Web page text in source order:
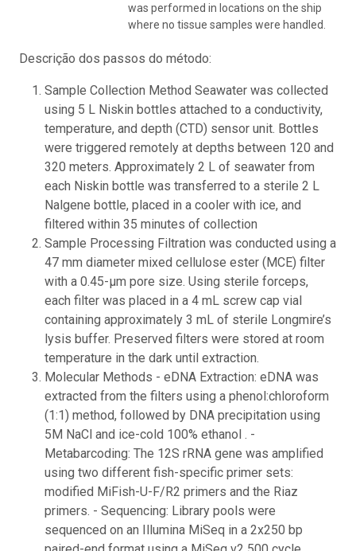
was performed in locations on the ship
where no tissue samples were handled.
Descrição dos passos do método:
Sample Collection Method Seawater was collected
using 5 L Niskin bottles attached to a conductivity,
temperature, and depth (CTD) sensor unit. Bottles
were triggered remotely at depths between 120 and
320 meters. Approximately 2 L of seawater from
each Niskin bottle was transferred to a sterile 2 L
Nalgene bottle, placed in a cooler with ice, and
filtered within 35 minutes of collection
Sample Processing Filtration was conducted using a
47 mm diameter mixed cellulose ester (MCE) filter
with a 0.45-µm pore size. Using sterile forceps,
each filter was placed in a 4 mL screw cap vial
containing approximately 3 mL of sterile Longmire’s
lysis buffer. Preserved filters were stored at room
temperature in the dark until extraction.
Molecular Methods - eDNA Extraction: eDNA was
extracted from the filters using a phenol:chloroform
(1:1) method, followed by DNA precipitation using
5M NaCl and ice-cold 100% ethanol . -
Metabarcoding: The 12S rRNA gene was amplified
using two different fish-specific primer sets:
modified MiFish-U-F/R2 primers and the Riaz
primers. - Sequencing: Library pools were
sequenced on an Illumina MiSeq in a 2x250 bp